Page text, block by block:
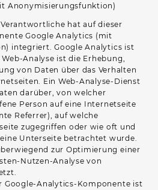
Anonymisierungsfunktion)
hat auf dieser
Google Analytics (mit
integriert. Google Analytics ist
Analyse ist die Erhebung,
von Daten über das Verhalten
Ein Web-Analyse-Dienst
darüber, von welcher
Person auf eine Internetseite
Referrer), auf welche
zugegriffen oder wie oft und
Unterseite betrachtet wurde.
zur Optimierung einer
Nutzen-Analyse von
Google-Analytics-Komponente ist